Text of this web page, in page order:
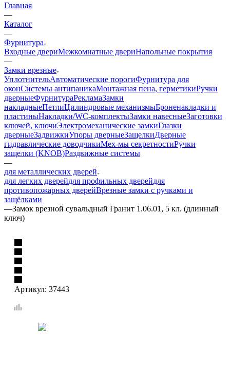
Главная
—
Каталог
—
Фурнитура
Входные двериМежкомнатные двериНапольные покрытия
—
Замки врезные
УплотнительАвтоматические порогиФурнитура для
оконСистемы антипаникаМонтажная пена, герметикиРучки
дверныеФурнитураРекламаЗамки
накладныеПетлиЦилиндровые механизмыБроненакладки и
пластиныНакладки/WC-комплектыЗамки навесныеЗаготовки
ключей, ключиЭлектромеханические замкиГлазки
дверныеЗадвижкиУпоры дверныеЗащелкиДверные
гидравлические доводчикиМех-мы секретностиРучки
защелки (KNOB)Раздвижные системы
—
для металлических дверей
для легких дверейдля профильных дверейдля
противопожарных дверейВрезные замки с ручками и
защёлками
—Замок врезной сувальдный Гранит 1.06.01, 5 кл. (длинный
ключ)
Артикул: 37443